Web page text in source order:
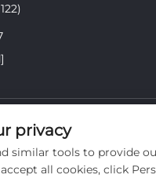
sahiplenilmiştir.
Gizlilik Politikası
privacy
similar tools to provide
all cookies, click